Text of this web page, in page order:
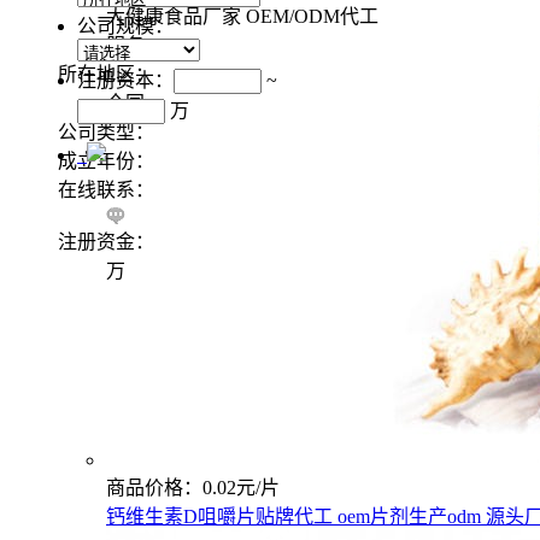
公司规模：
注册资本：
~
万
大健康食品厂家 OEM/ODM代工
服务 …
所在地区：
全国
公司类型：
成立年份：
在线联系：
注册资金：
万
商品价格：0.02元/片
钙维生素D咀嚼片贴牌代工 oem片剂生产odm 源头